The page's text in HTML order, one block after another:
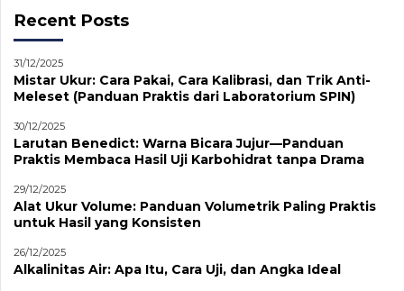
Recent Posts
31/12/2025
Mistar Ukur: Cara Pakai, Cara Kalibrasi, dan Trik Anti-
Meleset (Panduan Praktis dari Laboratorium SPIN)
30/12/2025
Larutan Benedict: Warna Bicara Jujur—Panduan
Praktis Membaca Hasil Uji Karbohidrat tanpa Drama
29/12/2025
Alat Ukur Volume: Panduan Volumetrik Paling Praktis
untuk Hasil yang Konsisten
26/12/2025
Alkalinitas Air: Apa Itu, Cara Uji, dan Angka Ideal